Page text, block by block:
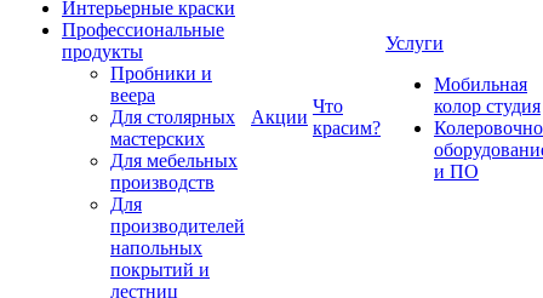
Интерьерные краски
Профессиональные
продукты
Пробники и
веера
Для столярных
мастерских
Для мебельных
производств
Для
производителей
напольных
покрытий и
лестниц
Акции
Что
красим?
Услуги
Мобильная
колор студия
и ПО